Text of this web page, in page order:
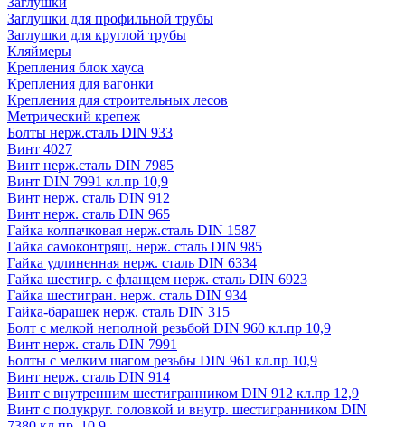
Заглушки для профильной трубы
Заглушки для круглой трубы
Кляймеры
Крепления блок хауса
Крепления для вагонки
Крепления для строительных лесов
Метрический крепеж
Болты нерж.сталь DIN 933
Винт 4027
Винт нерж.сталь DIN 7985
Винт DIN 7991 кл.пр 10,9
Винт нерж. сталь DIN 912
Винт нерж. сталь DIN 965
Гайка колпачковая нерж.сталь DIN 1587
Гайка самоконтрящ. нерж. сталь DIN 985
Гайка удлиненная нерж. сталь DIN 6334
Гайка шестигр. с фланцем нерж. сталь DIN 6923
Гайка шестигран. нерж. сталь DIN 934
Гайка-барашек нерж. сталь DIN 315
Болт с мелкой неполной резьбой DIN 960 кл.пр 10,9
Винт нерж. сталь DIN 7991
Болты с мелким шагом резьбы DIN 961 кл.пр 10,9
Винт нерж. сталь DIN 914
Винт с внутренним шестигранником DIN 912 кл.пр 12,9
Винт с полукруг. головкой и внутр. шестигранником DIN